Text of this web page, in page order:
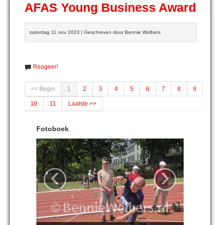
AFAS Young Business Award
zaterdag 11 nov 2023 | Geschreven door Bennie Wolbers
Reageer!
<< Begin 1 2 3 4 5 6 7 8 9
10 11 Laatste >>
Fotoboek
‹ ›